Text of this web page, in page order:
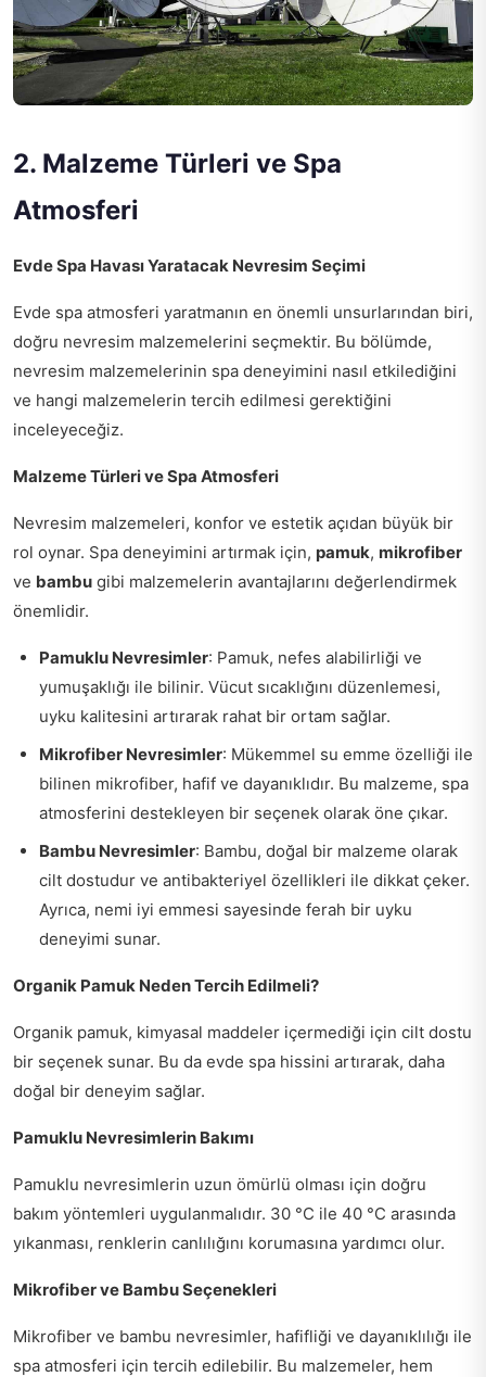
2. Malzeme Türleri ve Spa
Atmosferi
Evde Spa Havası Yaratacak Nevresim Seçimi
Evde spa atmosferi yaratmanın en önemli unsurlarından biri,
doğru nevresim malzemelerini seçmektir. Bu bölümde,
nevresim malzemelerinin spa deneyimini nasıl etkilediğini
ve hangi malzemelerin tercih edilmesi gerektiğini
inceleyeceğiz.
Malzeme Türleri ve Spa Atmosferi
Nevresim malzemeleri, konfor ve estetik açıdan büyük bir
rol oynar. Spa deneyimini artırmak için, pamuk, mikrofiber
ve bambu gibi malzemelerin avantajlarını değerlendirmek
önemlidir.
Pamuklu Nevresimler: Pamuk, nefes alabilirliği ve
yumuşaklığı ile bilinir. Vücut sıcaklığını düzenlemesi,
uyku kalitesini artırarak rahat bir ortam sağlar.
Mikrofiber Nevresimler: Mükemmel su emme özelliği ile
bilinen mikrofiber, hafif ve dayanıklıdır. Bu malzeme, spa
atmosferini destekleyen bir seçenek olarak öne çıkar.
Bambu Nevresimler: Bambu, doğal bir malzeme olarak
cilt dostudur ve antibakteriyel özellikleri ile dikkat çeker.
Ayrıca, nemi iyi emmesi sayesinde ferah bir uyku
deneyimi sunar.
Organik Pamuk Neden Tercih Edilmeli?
Organik pamuk, kimyasal maddeler içermediği için cilt dostu
bir seçenek sunar. Bu da evde spa hissini artırarak, daha
doğal bir deneyim sağlar.
Pamuklu Nevresimlerin Bakımı
Pamuklu nevresimlerin uzun ömürlü olması için doğru
bakım yöntemleri uygulanmalıdır. 30 °C ile 40 °C arasında
yıkanması, renklerin canlılığını korumasına yardımcı olur.
Mikrofiber ve Bambu Seçenekleri
Mikrofiber ve bambu nevresimler, hafifliği ve dayanıklılığı ile
spa atmosferi için tercih edilebilir. Bu malzemeler, hem